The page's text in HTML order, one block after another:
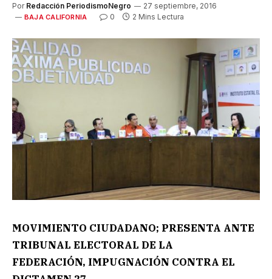
Por Redacción PeriodismoNegro 27 septiembre, 2016
BAJA CALIFORNIA 0 2 Mins Lectura
MOVIMIENTO CIUDADANO; PRESENTA ANTE
TRIBUNAL ELECTORAL DE LA
FEDERACIÓN, IMPUGNACIÓN CONTRA EL